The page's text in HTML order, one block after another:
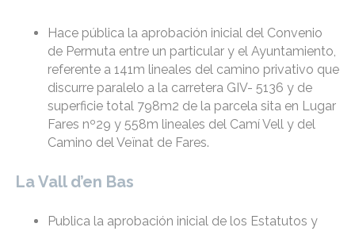
Hace pública la aprobación inicial del Convenio
de Permuta entre un particular y el Ayuntamiento,
referente a 141m lineales del camino privativo que
discurre paralelo a la carretera GIV- 5136 y de
superficie total 798m2 de la parcela sita en Lugar
Fares nº29 y 558m lineales del Camí Vell y del
Camino del Veïnat de Fares.
La Vall d’en Bas
Publica la aprobación inicial de los Estatutos y